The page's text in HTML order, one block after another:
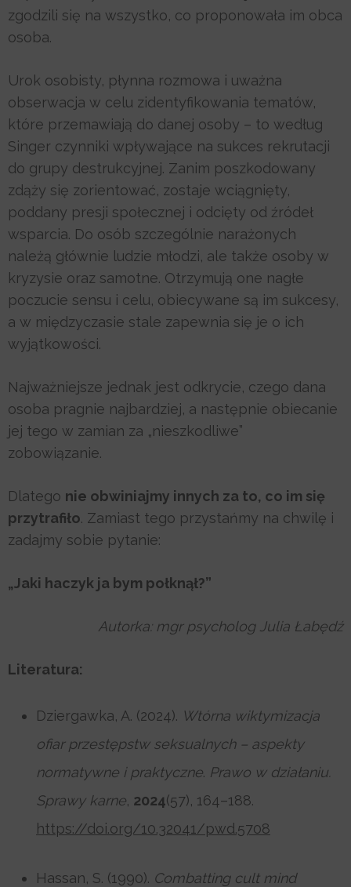
zgodzili się na wszystko, co proponowała im obca
osoba.
Urok osobisty, płynna rozmowa i uważna
obserwacja w celu zidentyfikowania tematów,
które przemawiają do danej osoby – to według
Singer czynniki wpływające na sukces rekrutacji
do grupy destrukcyjnej. Zanim poszkodowany
zdąży się zorientować, zostaje wciągnięty,
poddany presji społecznej i odcięty od źródeł
wsparcia. Do osób szczególnie narażonych
należą głównie ludzie młodzi, ale także osoby w
kryzysie oraz samotne. Otrzymują one nagłe
poczucie sensu i celu, obiecywane są im sukcesy,
a w międzyczasie stale zapewnia się je o ich
wyjątkowości.
Najważniejsze jednak jest odkrycie, czego dana
osoba pragnie najbardziej, a następnie obiecanie
jej tego w zamian za „nieszkodliwe”
zobowiązanie.
Dlatego nie obwiniajmy innych za to, co im się
przytrafiło. Zamiast tego przystańmy na chwilę i
zadajmy sobie pytanie:
„Jaki haczyk ja bym połknął?”
Autorka: mgr psycholog Julia Łabędź
Literatura:
Dziergawka, A. (2024). Wtórna wiktymizacja
ofiar przestępstw seksualnych – aspekty
normatywne i praktyczne. Prawo w działaniu.
Sprawy karne, 2024(57), 164–188.
https://doi.org/10.32041/pwd.5708
Hassan, S. (1990). Combatting cult mind